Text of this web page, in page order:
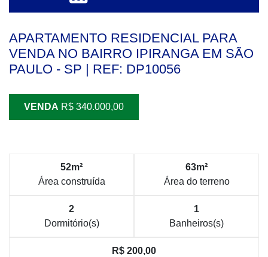
APARTAMENTO RESIDENCIAL PARA
VENDA NO BAIRRO IPIRANGA EM SÃO
PAULO - SP | REF: DP10056
VENDA R$ 340.000,00
52m²
Área construída
63m²
Área do terreno
2
Dormitório(s)
1
Banheiros(s)
R$ 200,00